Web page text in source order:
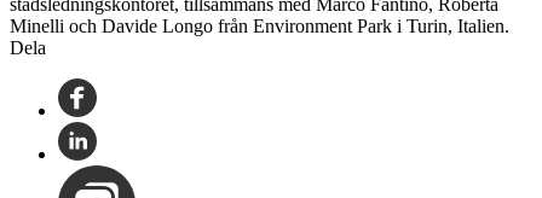
Minelli och Davide Longo från Environment Park i Turin, Italien.
Dela